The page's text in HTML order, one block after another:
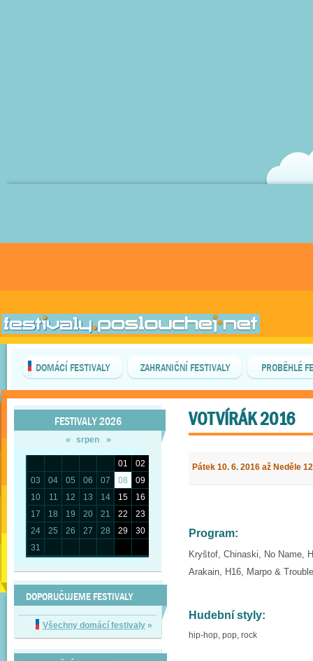
DOMÁCÍ FESTIVALY ZAHRANIČNÍ FESTIVALY PROBĚHLÉ
FESTIVALY 2026
« srpen »
01
02
03
04 05 06 07 08
09
10
11 12 13 14 15
16
17
18 19 20 21 22
23
24
25 26 27 28 29
30
31
DOPORUČUJEME FESTIVALY
Všechny domácí festivaly »
VOTVÍRÁK 2016
Pátek 10. 6. 2016 až Neděle
Program:
Kryštof, Chinaski, No Name,
Arakain, H16, Marpo &
Hudební styly:
hip-hop, pop, rock